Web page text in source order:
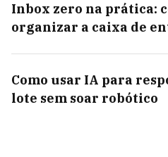
Inbox zero na prática:
organizar a caixa de
Como usar IA para
lote sem soar robótico